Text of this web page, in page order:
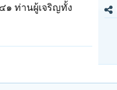
๑ ท่านผู้เจริญทั้ง